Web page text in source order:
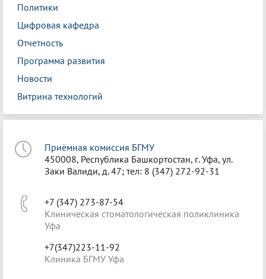
Политики
Цифровая кафедра
Отчетность
Программа развития
Новости
Витрина технологий
Приёмная комиссия БГМУ
450008, Республика Башкортостан, г. Уфа, ул.
Заки Валиди, д. 47; тел: 8 (347) 272-92-31
+7 (347) 273-87-54
Клиническая стоматологическая поликлиника
Уфа
+7(347)223-11-92
Клиника БГМУ Уфа